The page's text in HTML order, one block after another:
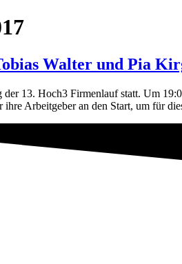
Walter und Pia
13. Hoch3 Firmenlauf statt. Um
ihre Arbeitgeber an den Start, um für